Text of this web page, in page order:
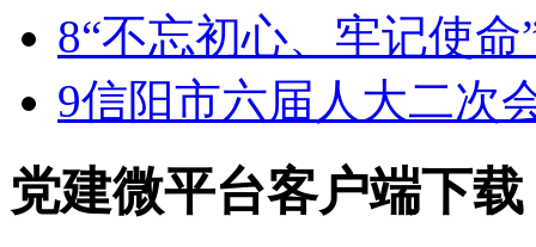
8“不忘初心、牢记使
9信阳市六届人大二次
党建微平台客户端下载